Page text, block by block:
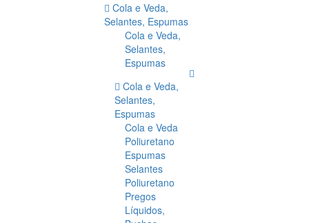
Cola e Veda,
Selantes, Espumas
Cola e Veda,
Selantes,
Espumas
Cola e Veda,
Selantes,
Espumas
Cola e Veda
Poliuretano
Espumas
Selantes
Poliuretano
Pregos
Líquidos,